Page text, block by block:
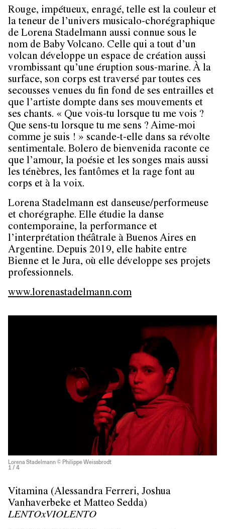
Rouge, impétueux, enragé, telle est la couleur et
la teneur de l’univers musicalo-chorégraphique
de Lorena Stadelmann aussi connue sous le
nom de Baby Volcano. Celle qui a tout d’un
volcan développe un espace de création aussi
vrombissant qu’une éruption sous-marine. À la
surface, son corps est traversé par toutes ces
secousses venues du fin fond de ses entrailles et
que l’artiste dompte dans ses mouvements et
ses chants. « Que vois-tu lorsque tu me vois ?
Que sens-tu lorsque tu me sens ? Aime-moi
comme je suis ! » scande-t-elle dans sa révolte
sentimentale. Bolero de bienvenida raconte ce
que l’amour, la poésie et les songes mais aussi
les ténèbres, les fantômes et la rage font au
corps et à la voix.
Lorena Stadelmann est danseuse/performeuse
et chorégraphe. Elle étudie la danse
contemporaine, la performance et
l’interprétation théâtrale à Buenos Aires en
Argentine. Depuis 2019, elle habite entre
Bienne et le Jura, où elle développe ses projets
professionnels.
www.lorenastadelmann.com
Lorena Stadelmann © Philippe Weissbrodt
1 / 4
Vitamina (Alessandra Ferreri, Joshua
Vanhaverbeke et Matteo Sedda)
LENTOxVIOLENTO